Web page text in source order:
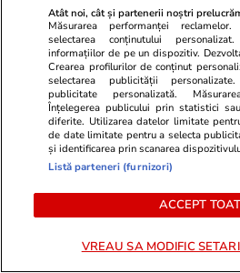
Horoscop 14 iulie 2026.
să fie mai prudente decât
atunci când evaluează
Bani și Afaceri
Cât primești în mână de la
salariu minim și ce mai poți
de muncă
Știri România
Atât noi, cât și partenerii noștri
Măsurarea performanței
selectarea conținutului
informațiilor de pe un dispozitiv.
Crearea profilurilor de conținut
selectarea publicității
publicitate personalizată.
Înțelegerea publicului prin statistici
diferite. Utilizarea datelor limitate
de date limitate pentru a selecta
și identificarea prin scanarea
Listă parteneri (furnizori)
ACCEPT
VREAU SA MODIFIC